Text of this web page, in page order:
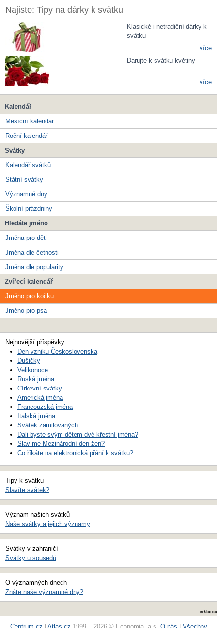
Najisto: Tipy na dárky k svátku
Klasické i netradiční dárky k
svátku
více
Darujte k svátku květiny
více
Kalendář
Měsíční kalendář
Roční kalendář
Svátky
Kalendář svátků
Státní svátky
Významné dny
Školní prázdniny
Hledáte jméno
Jména pro děti
Jména dle četnosti
Jména dle popularity
Zvířecí kalendář
Jméno pro kočku
Jméno pro psa
Nejnovější příspěvky
Den vzniku Československa
Dušičky
Velikonoce
Ruská jména
Církevní svátky
Americká jména
Francouzská jména
Italská jména
Svátek zamilovaných
Dali byste svým dětem dvě křestní jména?
Slavíme Mezinárodní den žen?
Co říkáte na elektronická přání k svátku?
Tipy k svátku
Slavíte svátek?
Význam našich svátků
Naše svátky a jejich významy
Svátky v zahraničí
Svátky u sousedů
O významných dnech
Znáte naše významné dny?
reklama
Centrum.cz Atlas.cz 1999 – 2026 © Economia, a.s. O nás Všechny